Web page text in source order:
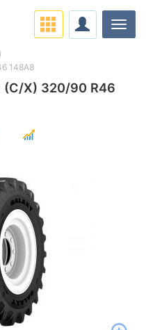
(С/Х) 320/90 R46
148A8